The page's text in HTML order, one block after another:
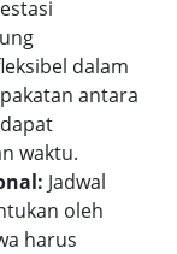
dalam
antara
waktu.
Jadwal
oleh
harus